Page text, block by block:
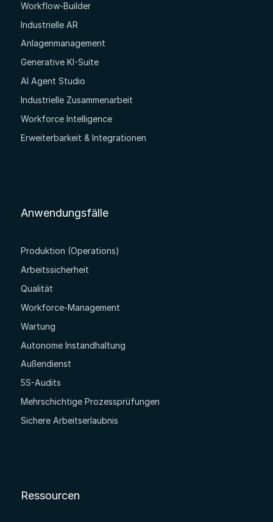
Workflow-Builder
Industrielle AR
Anlagenmanagement
Generative KI-Suite
AI Agent Studio
Industrielle Zusammenarbeit
Workforce Intelligence
Erweiterbarkeit & Integrationen
Anwendungsfälle
Produktion (Operations)
Arbeitssicherheit
Qualität
Workforce-Management
Wartung
Autonome Instandhaltung
Außendienst
5S-Audits
Mehrschichtige Prozessprüfungen
Sichere Arbeitserlaubnis
Ressourcen